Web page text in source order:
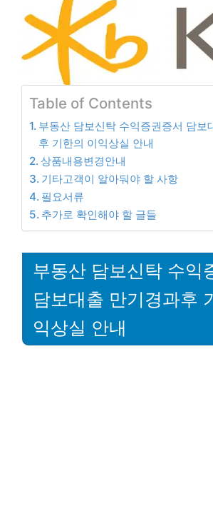
Table of Contents
부동산 담보신탁 수익증권증서 담보
후 기한의 이익상실 안내
상품내용변경안내
기타고객이 알아둬야 할 사항
필요서류
추가로 확인해야 할 글들
부동산 담보신탁 수익
담보대출 만기경과후
익상실 안내